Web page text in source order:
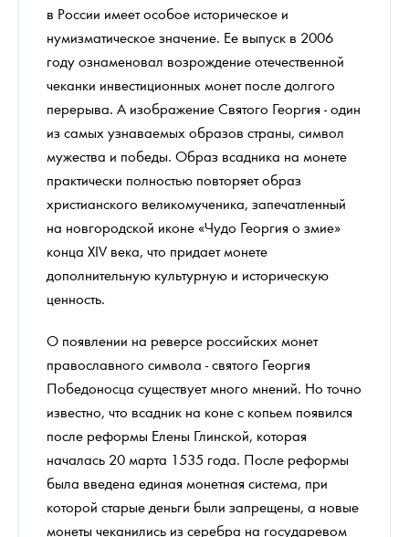
в России имеет особое историческое и
нумизматическое значение. Ее выпуск в 2006
году ознаменовал возрождение отечественной
чеканки инвестиционных монет после долгого
перерыва. А изображение Святого Георгия - один
из самых узнаваемых образов страны, символ
мужества и победы. Образ всадника на монете
практически полностью повторяет образ
христианского великомученика, запечатленный
на новгородской иконе «Чудо Георгия о змие»
конца XIV века, что придает монете
дополнительную культурную и историческую
ценность.
О появлении на реверсе российских монет
православного символа - святого Георгия
Победоносца существует много мнений. Но точно
известно, что всадник на коне с копьем появился
после реформы Елены Глинской, которая
началась 20 марта 1535 года. После реформы
была введена единая монетная система, при
которой старые деньги были запрещены, а новые
монеты чеканились из серебра на государевом